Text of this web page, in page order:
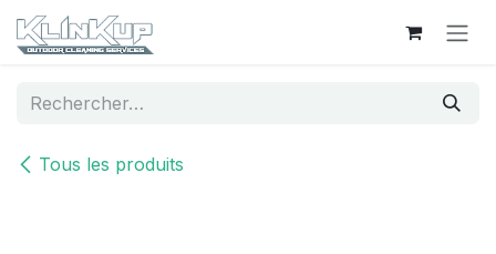
Se rendre au contenu
Tous les produits